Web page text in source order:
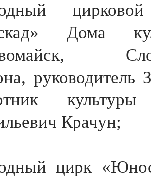
цирковой
Дома
руководитель
культуры
Крачун;
цирк